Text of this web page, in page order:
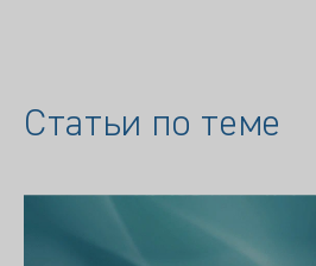
Статьи по теме